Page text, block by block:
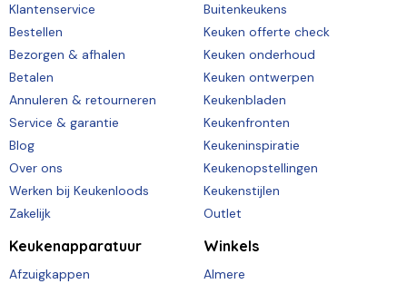
Klantenservice
Bestellen
Bezorgen & afhalen
Betalen
Annuleren & retourneren
Service & garantie
Blog
Over ons
Werken bij Keukenloods
Zakelijk
Buitenkeukens
Keuken offerte check
Keuken onderhoud
Keuken ontwerpen
Keukenbladen
Keukenfronten
Keukeninspiratie
Keukenopstellingen
Keukenstijlen
Outlet
Keukenapparatuur
Afzuigkappen
Winkels
Almere